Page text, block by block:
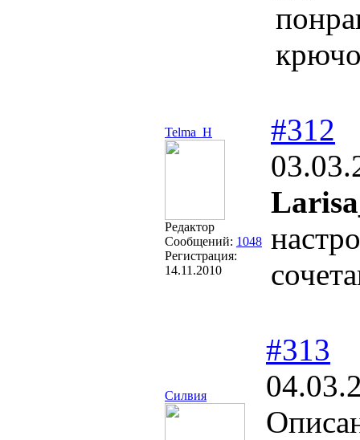
Telma_H
Редактор
Сообщений: 1048
Регистрация:
14.11.2010
#312
Силвия
#313